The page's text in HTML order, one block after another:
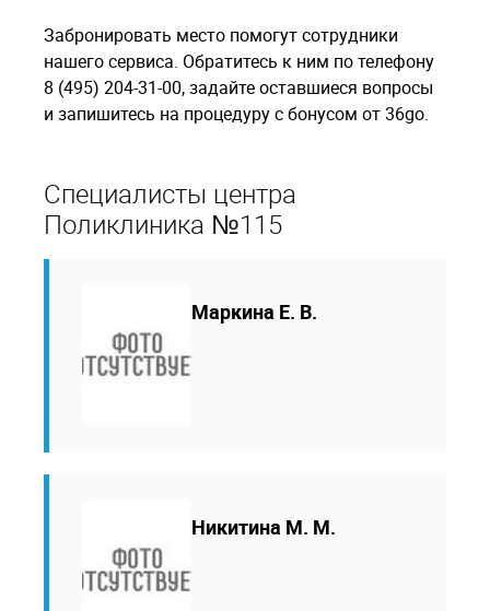
Забронировать место помогут сотрудники
нашего сервиса. Обратитесь к ним по телефону
8 (495) 204-31-00, задайте оставшиеся вопросы
и запишитесь на процедуру с бонусом от 36go.
Специалисты центра
Поликлиника №115
Маркина Е. В.
Никитина М. М.